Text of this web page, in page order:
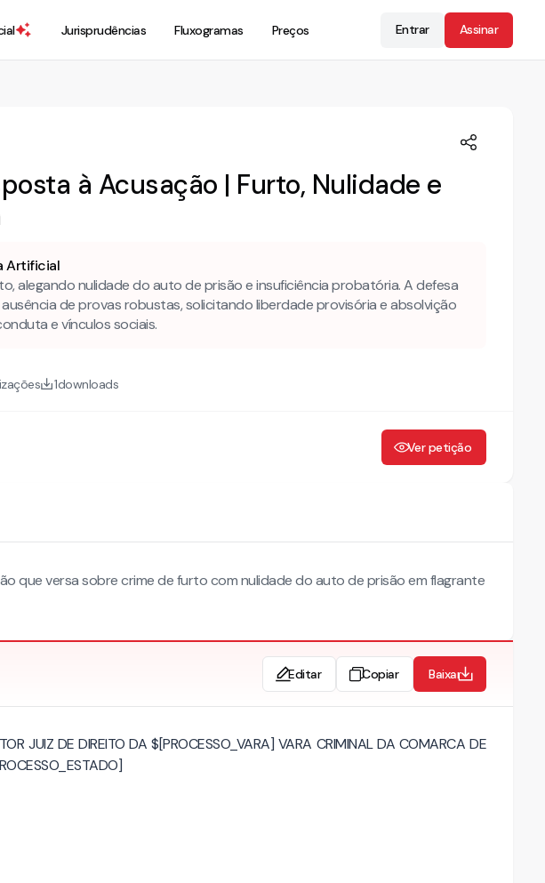
Jurisprudências Fluxogramas Preços Entrar Assinar
à Acusação | Furto, Nulidade e
Artificial
alegando nulidade do auto de prisão e insuficiência probatória. A defesa
de provas robustas, solicitando liberdade provisória e absolvição
e vínculos sociais.
1downloads
Ver petição
que versa sobre crime de furto com nulidade do auto de prisão em flagrante
Editar Copiar Baixar
JUIZ DE DIREITO DA $[PROCESSO_VARA] VARA CRIMINAL DA COMARCA DE